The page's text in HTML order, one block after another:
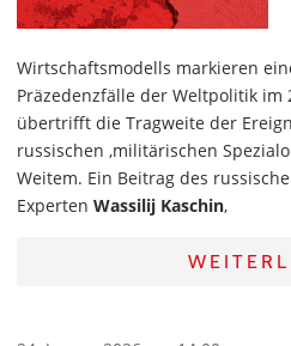
Wirtschaftsmodells markieren
Präzedenzfälle der Weltpolitik im
übertrifft die Tragweite der
russischen ‚militärischen
Weitem. Ein Beitrag des
Experten Wassilij Kaschin,